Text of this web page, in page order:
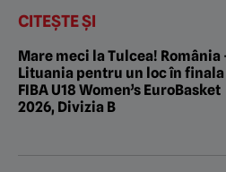
CITEȘTE ȘI
Mare meci la Tulcea! România
Lituania pentru un loc în finala
FIBA U18 Women’s EuroBasket
2026, Divizia B